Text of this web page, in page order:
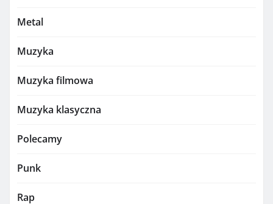
Metal
Muzyka
Muzyka filmowa
Muzyka klasyczna
Polecamy
Punk
Rap